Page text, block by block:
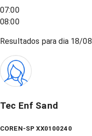
07:00
08:00
Resultados para dia 18/08
Tec Enf Sand
COREN-SP XX0100240